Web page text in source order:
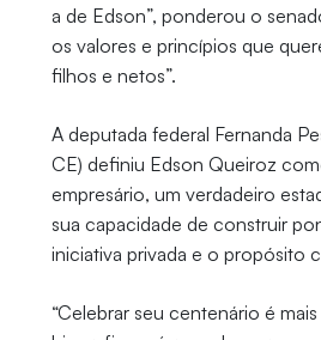
a de Edson”, ponderou o
os valores e princípios que
filhos e netos”.
A deputada federal Fernanda
CE) definiu Edson Queiroz
empresário, um verdadeiro
sua capacidade de construir
iniciativa privada e o propósito
“Celebrar seu centenário é